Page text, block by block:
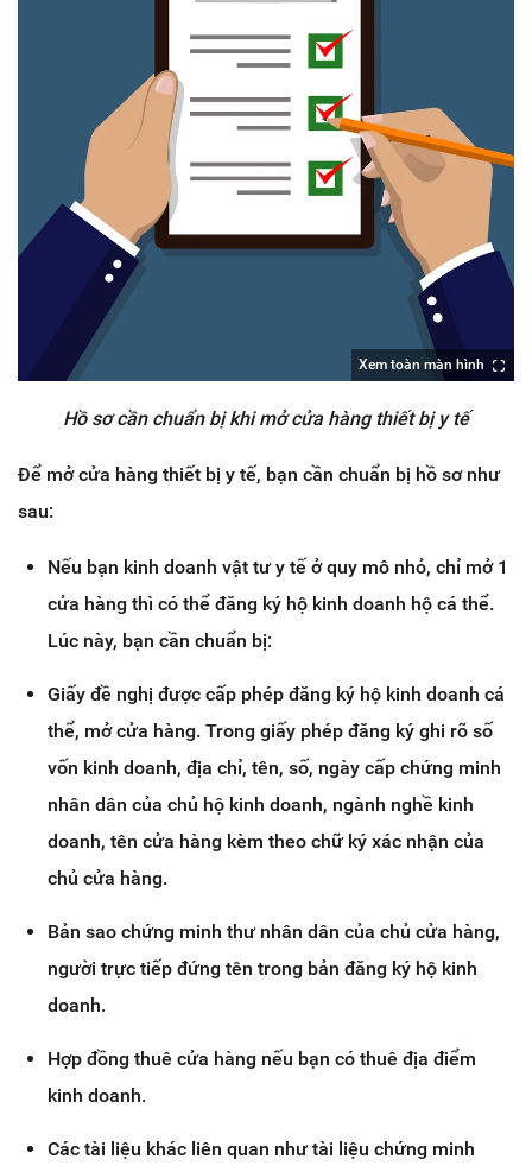
Xem toàn màn hình
Hồ sơ cần chuẩn bị khi mở cửa hàng thiết bị y tế
Để mở cửa hàng thiết bị y tế, bạn cần chuẩn bị hồ sơ như
sau:
Nếu bạn kinh doanh vật tư y tế ở quy mô nhỏ, chỉ mở 1
cửa hàng thì có thể đăng ký hộ kinh doanh hộ cá thể.
Lúc này, bạn cần chuẩn bị:
Giấy đề nghị được cấp phép đăng ký hộ kinh doanh cá
thể, mở cửa hàng. Trong giấy phép đăng ký ghi rõ số
vốn kinh doanh, địa chỉ, tên, số, ngày cấp chứng minh
nhân dân của chủ hộ kinh doanh, ngành nghề kinh
doanh, tên cửa hàng kèm theo chữ ký xác nhận của
chủ cửa hàng.
Bản sao chứng minh thư nhân dân của chủ cửa hàng,
người trực tiếp đứng tên trong bản đăng ký hộ kinh
doanh.
Hợp đồng thuê cửa hàng nếu bạn có thuê địa điểm
kinh doanh.
Các tài liệu khác liên quan như tài liệu chứng minh